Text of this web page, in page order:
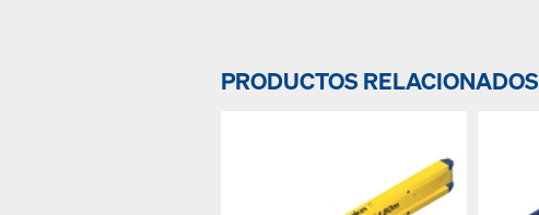
PRODUCTOS RELACIONADOS